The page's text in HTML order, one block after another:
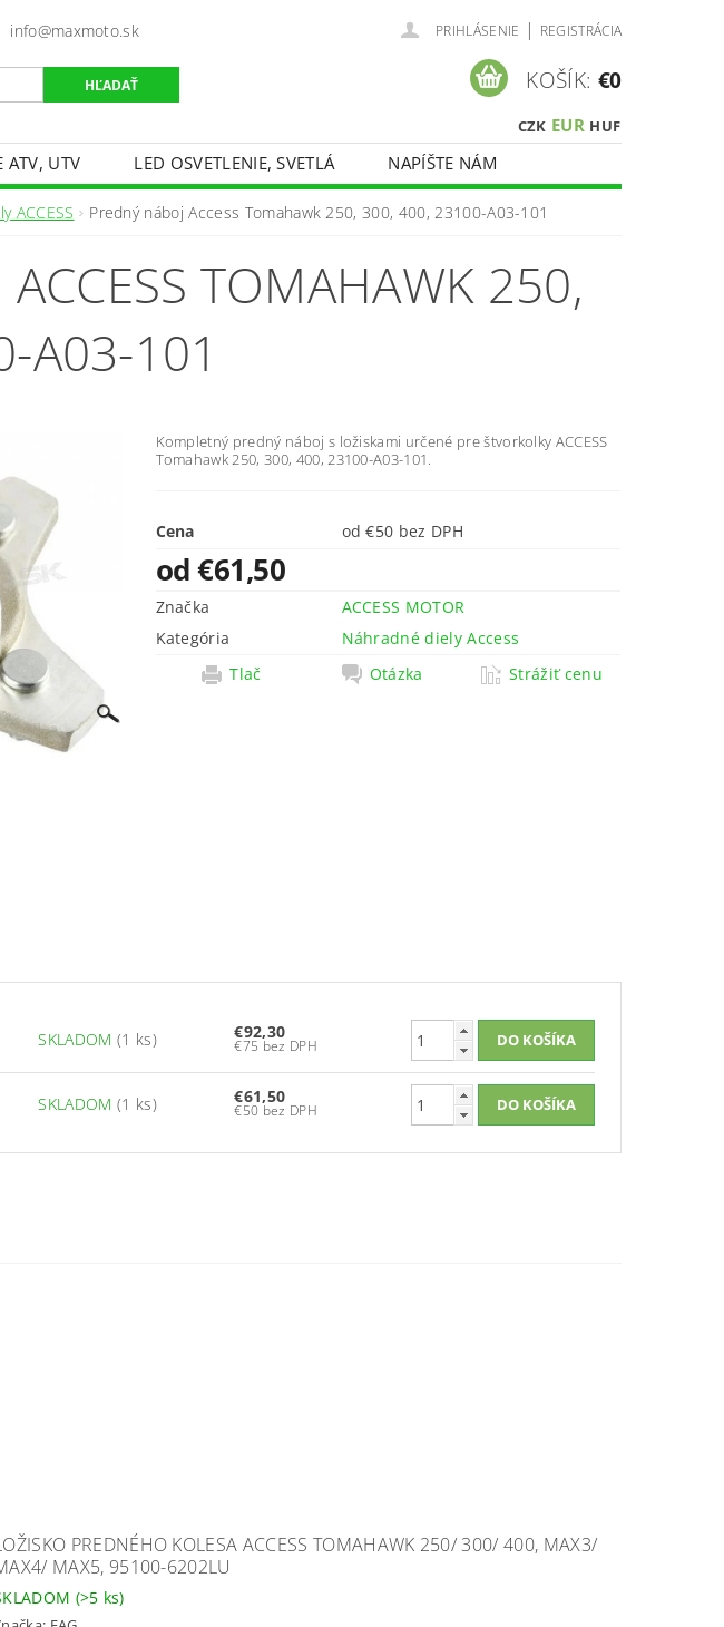
info@maxmoto.sk PRIHLÁSENIE | REGISTRÁCIA
CZK EUR HUF
KOŠÍK: €0
ATV, UTV LED OSVETLENIE, SVETLÁ
NAPÍŠTE NÁM
ACCESS Predný náboj Access Tomahawk 250, 300, 400, 23100-A03-101
ACCESS TOMAHAWK 250,
A03-101
Kompletný predný náboj s ložiskami určené pre štvorkolky ACCESS
Tomahawk 250, 300, 400, 23100-A03-101.
Cena od €50 bez DPH
od €61,50
Značka
ACCESS MOTOR
Kategória
Náhradné diely Access
Tlač
Otázka Strážiť cenu
SKLADOM (1 ks) €92,30
€75 bez DPH
SKLADOM (1 ks) €61,50
€50 bez DPH
PREDNÉHO KOLESA ACCESS TOMAHAWK 250/ 300/ 400, MAX3/
MAX5, 95100-6202LU
(>5 ks)